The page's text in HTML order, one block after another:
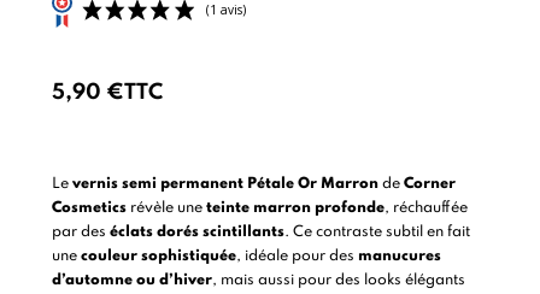
5,90 €TTC
Le vernis semi permanent Pétale Or Marronde Corner
Cosmeticsrévèle une teinte marron profonde, réchauffée
par des éclats dorés scintillants. Ce contraste subtil en fait
une couleur sophistiquée, idéale pour des manucures
d’automne ou d’hiver, mais aussi pour des looks élégants